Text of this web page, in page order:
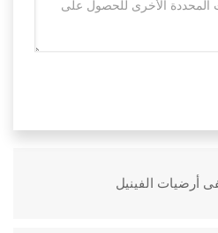
أرضيات الفينيل